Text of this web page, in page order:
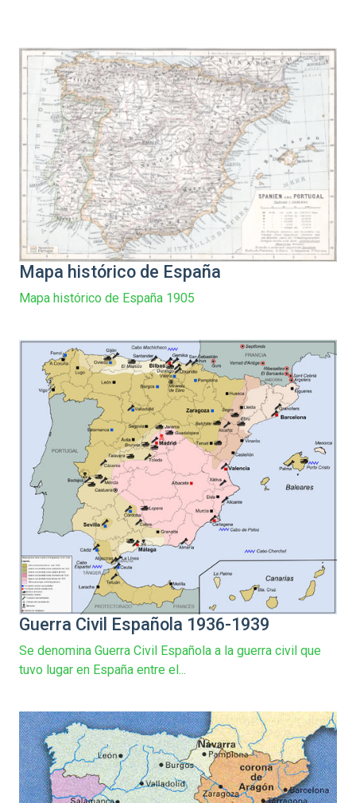
Mapa histórico de España
Mapa histórico de España 1905
Guerra Civil Española 1936-1939
Se denomina Guerra Civil Española a la guerra civil que
tuvo lugar en España entre el...